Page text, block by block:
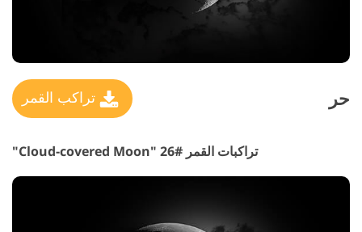
حر تراكب القمر
تراكبات القمر #26 "Cloud-covered Moon"